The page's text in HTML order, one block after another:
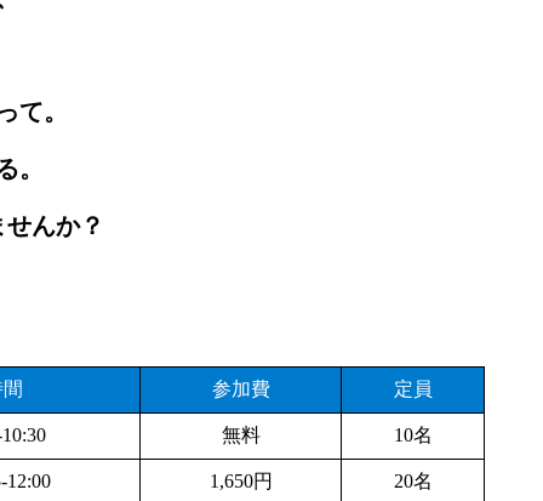
て。
。
んか？
参加費 定員
無料 10名
12:00 1,650円 20名